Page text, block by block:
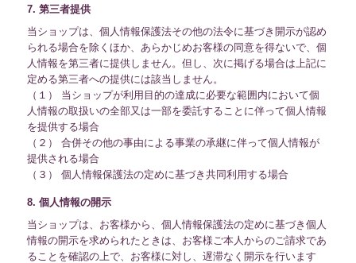
7. 第三者提供
当ショップは、個人情報保護法その他の法令に基づき開示が認め
られる場合を除くほか、あらかじめお客様の同意を得ないで、個
人情報を第三者に提供しません。但し、次に掲げる場合は上記に
定める第三者への提供には該当しません。
（１） 当ショップが利用目的の達成に必要な範囲内において個
人情報の取扱いの全部又は一部を委託することに伴って個人情報
を提供する場合
（２） 合併その他の事由による事業の承継に伴って個人情報が
提供される場合
（３） 個人情報保護法の定めに基づき共同利用する場合
8. 個人情報の開示
当ショップは、お客様から、個人情報保護法の定めに基づき個人
情報の開示を求められたときは、お客様ご本人からのご請求であ
ることを確認の上で、お客様に対し、遅滞なく開示を行います